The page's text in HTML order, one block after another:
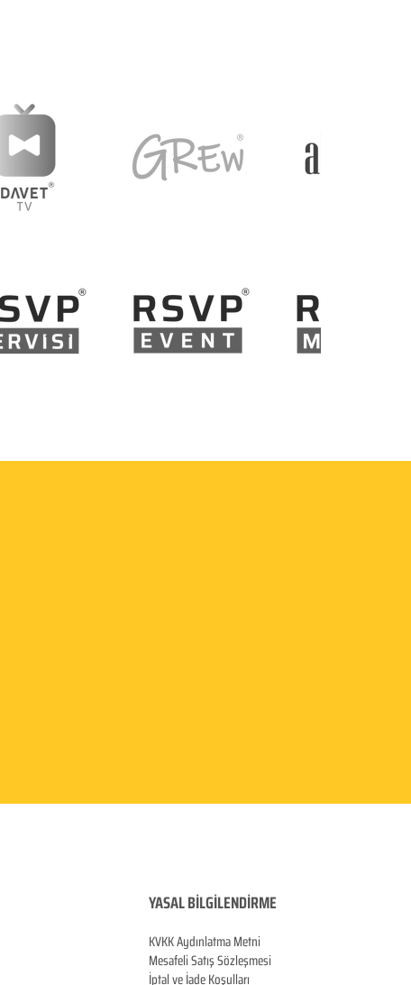
YASAL BİLGİLENDİRME
KVKK AydınlatmaMetni
Mesafeli Satış Sözleşmesi
İptal ve İade Koşulları